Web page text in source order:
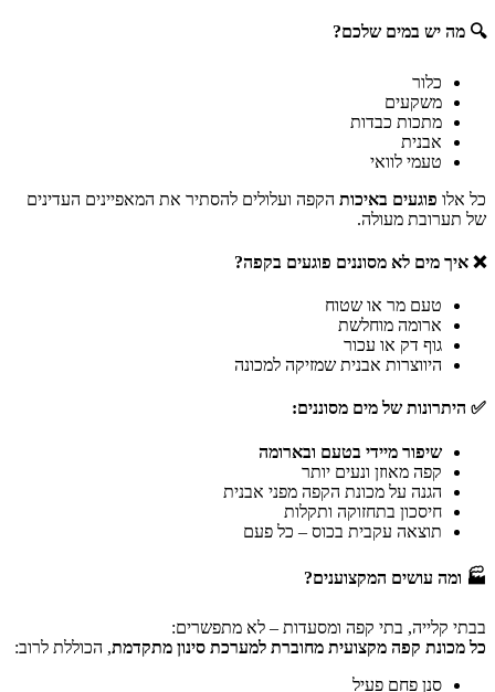
🔍 מה יש במים שלכם?
כלור
משקעים
מתכות כבדות
אבנית
טעמי לוואי
כל אלו פוגעים באיכות הקפה ועלולים להסתיר את המאפיינים העדינים
של תערובת מעולה.
❌ איך מים לא מסוננים פוגעים בקפה?
טעם מר או שטוח
ארומה מוחלשת
גוף דק או עכור
היווצרות אבנית שמזיקה למכונה
✅ היתרונות של מים מסוננים:
שיפור מיידי בטעם ובארומה
קפה מאוזן ונעים יותר
הגנה על מכונת הקפה מפני אבנית
חיסכון בתחזוקה ותקלות
תוצאה עקבית בכוס – כל פעם
🏭 ומה עושים המקצוענים?
בבתי קלייה, בתי קפה ומסעדות – לא מתפשרים:
כל מכונת קפה מקצועית מחוברת למערכת סינון מתקדמת, הכוללת לרוב:
סנן פחם פעיל